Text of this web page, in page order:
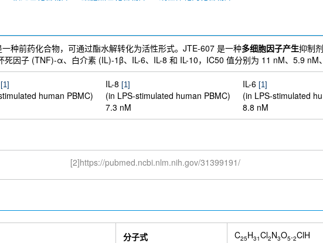
种前药化合物，可通过酯水解转化为活性形式。JTE-607 是一种多细胞因子产生抑制
死因子 (TNF)-α、白介素 (IL)-1β、IL-6、IL-8 和 IL-10，IC50 值分别为 11 nM、5.9
[1]
human PBMC)
IL-8 [1]
(in LPS-stimulated human PBMC)
IL-6 [1]
(in LPS-stimulated
7.3 nM 8.8 nM
[2]https://pubmed.ncbi.nlm.nih.gov/31399191/
分子式 C25H31Cl2N3O5.2ClH